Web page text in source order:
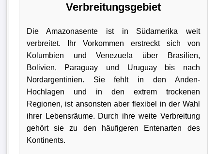
Verbreitungsgebiet
Die Amazonasente ist in Südamerika weit
verbreitet. Ihr Vorkommen erstreckt sich von
Kolumbien und Venezuela über Brasilien,
Bolivien, Paraguay und Uruguay bis nach
Nordargentinien. Sie fehlt in den Anden-
Hochlagen und in den extrem trockenen
Regionen, ist ansonsten aber flexibel in der Wahl
ihrer Lebensräume. Durch ihre weite Verbreitung
gehört sie zu den häufigeren Entenarten des
Kontinents.